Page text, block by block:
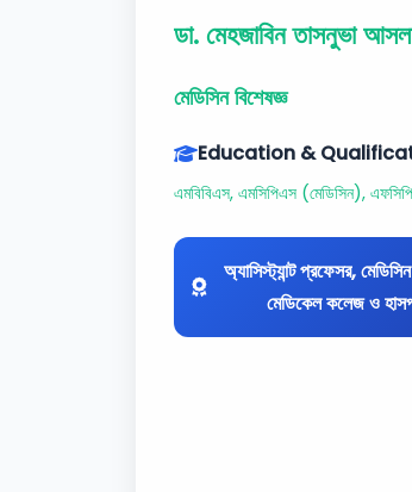
ডা. মেহজাবিন তাসনুভা
মেডিসিন বিশেষজ্ঞ
Education &
এমবিবিএস, এমসিপিএস (মেডিসিন),
অ্যাসিস্ট্যান্ট প্রফেসর, মেডিসিন
মেডিকেল কলেজ ও